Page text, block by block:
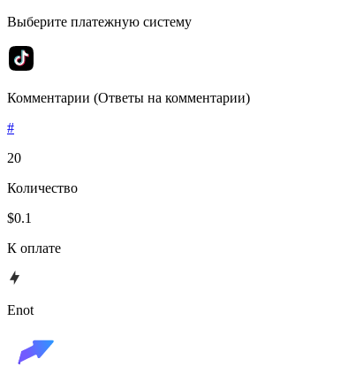
Выберите платежную систему
Комментарии (Ответы на комментарии)
#
20
Количество
$0.1
К оплате
Enot